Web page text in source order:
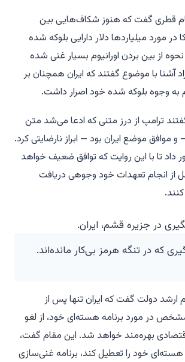
قطری گفت که هنوز شکاف‌هایی بین
در مورد میلیاردها دلار دارایی بلوکه شده
نحوه از بین بردن اورانیوم بسیار غنی شده
آشنا با موضوع گفتند که ایران همچنان بر
وجوه بلوکه شده خود اصرار داشت.
ترامپ از درز متنی که ادعا می‌شد متن
موافق موضع ایران بود — ابراز نارضایتی کرد.
داد تا با این روایت که توافق ضعیف خواهد
قبل از انجام تعهدات خود وجوهی دریافت
که در تنگه هرمز بی‌کار مانده‌اند.
ارشد دولت گفت که ایران تنها پس از
در مورد برنامه هسته‌ای خود، از لغو
بهره‌مند خواهد شد. این مقام گفت،
هسته‌ای خود را تعطیل کند، برنامه غنی‌سازی